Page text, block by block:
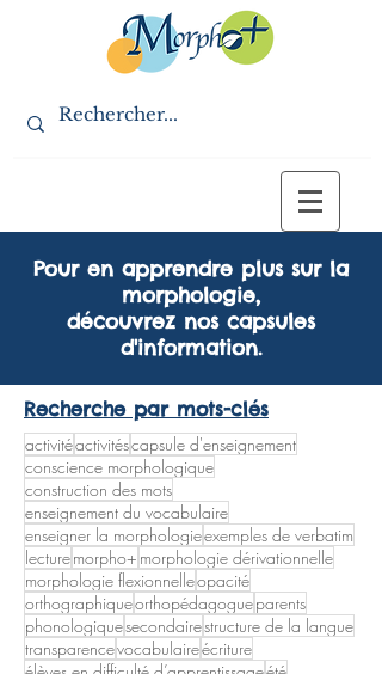
Pour en apprendre plus sur la
morphologie,
découvrez nos capsules
d'information.
Recherche par mots-clés
activitéactivitéscapsule d'enseignement
conscience morphologique
construction des mots
enseignement du vocabulaire
enseigner la morphologieexemples de verbatim
lecturemorpho+ morphologie dérivationnelle
morphologie flexionnelleopacité
orthographiqueorthopédagogueparents
phonologiquesecondairestructure de la langue
transparencevocabulaireécriture